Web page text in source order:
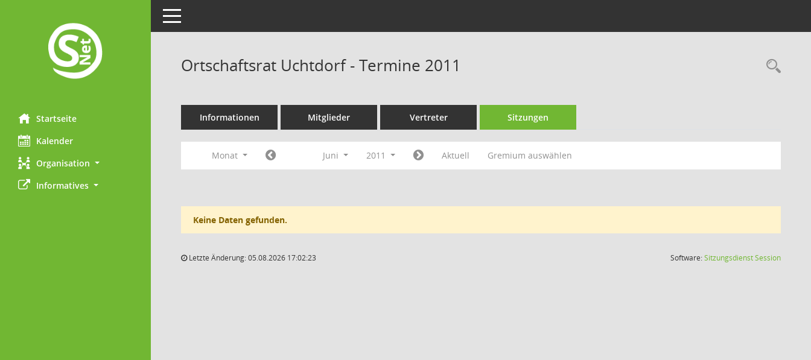
Startseite
Kalender
Organisation
Informatives
Toggle navigation
Ortschaftsrat Uchtdorf - Termine 2011
Informationen Mitglieder Vertreter Sitzungen
Monat Juni 2011 Aktuell Gremium auswählen
Keine Daten gefunden.
Letzte Änderung: 05.08.2026 17:02:23 Software:SitzungsdienstSession(Wird in